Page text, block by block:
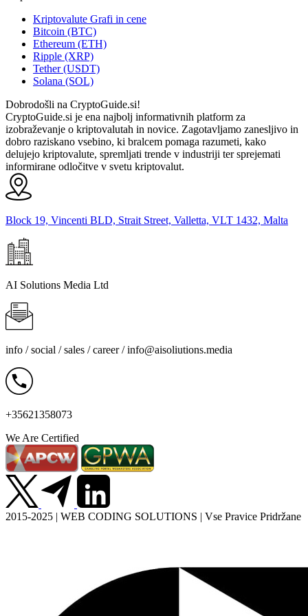
Kriptovalute Grafi in cene
Bitcoin (BTC)
Ethereum (ETH)
Ripple (XRP)
Tether (USDT)
Solana (SOL)
Dobrodošli na CryptoGuide.si!
CryptoGuide.si je ena najbolj informativnih platform za
izobraževanje o kriptovalutah in novice. Zagotavljamo zanesljivo in
dobro raziskano vsebino, ki bralcem pomaga razumeti, kako
delujejo kriptovalute, spremljati trende v industriji ter sprejemati
informirane odločitve v svetu kriptovalut.
Block 19, Vincenti BLD, Strait Street, Valletta, VLT 1432, Malta
AI Solutions Media Ltd
info / social / sales / career /info@aisoliutions.media
+35621358073
We Are Certified
2015-2025 | WEB CODING SOLUTIONS | Vse Pravice Pridržane